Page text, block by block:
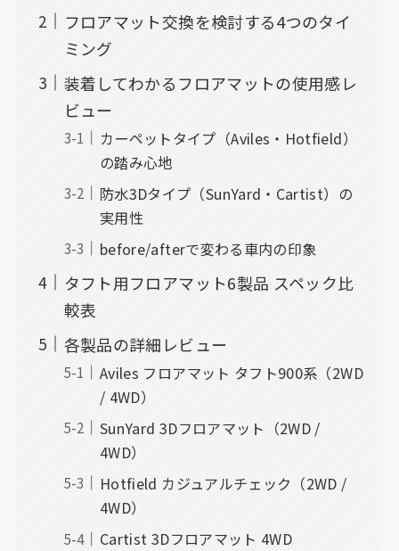
フロアマット交換を検討する4つのタイ
ミング
装着してわかるフロアマットの使用感レ
ビュー
カーペットタイプ（Aviles・Hotfield）
の踏み心地
防水3Dタイプ（SunYard・Cartist）の
実用性
before/afterで変わる車内の印象
タフト用フロアマット6製品 スペック比
較表
各製品の詳細レビュー
Aviles フロアマット タフト900系（2WD
/ 4WD）
SunYard 3Dフロアマット（2WD /
4WD）
Hotfield カジュアルチェック（2WD /
4WD）
Cartist 3Dフロアマット 4WD